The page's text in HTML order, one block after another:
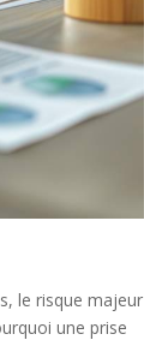
le risque majeur
une prise